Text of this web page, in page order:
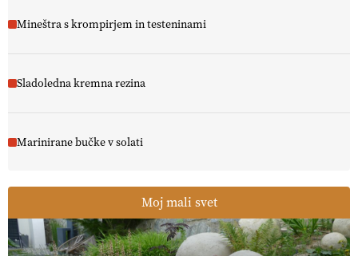
Mineštra s krompirjem in testeninami
Sladoledna kremna rezina
Marinirane bučke v solati
Moj mali svet